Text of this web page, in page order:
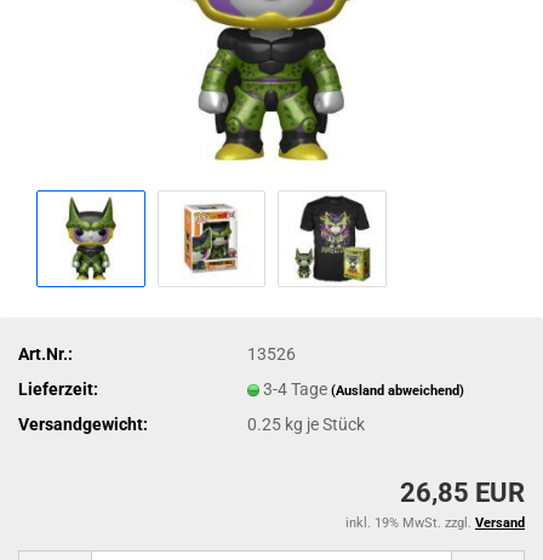
Art.Nr.:
13526
Lieferzeit:
3-4 Tage(Ausland abweichend)
Versandgewicht: 0.25 kg je Stück
26,85 EUR
inkl. 19% MwSt. zzgl. Versand